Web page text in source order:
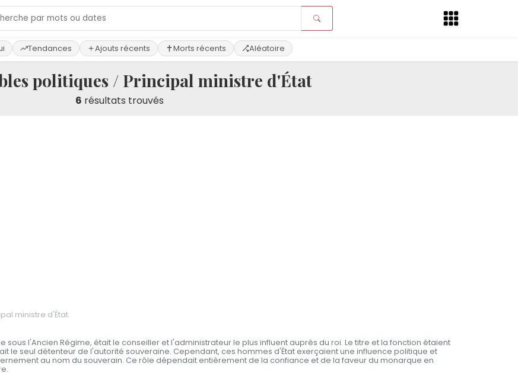
Tendances Ajouts récents Morts récents Aléatoire
politiques / Principal ministre d'État
6 résultats trouvés
ministre d'État
sous l'Ancien Régime, était le conseiller et l'administrateur le plus influent auprès du roi. Le titre et la fonction étaient
le seul détenteur de l'autorité souveraine. Cependant, ces hommes d'État exerçaient une influence politique et
au nom du souverain. Ce rôle dépendait entièrement de la confiance et de la faveur du monarque en